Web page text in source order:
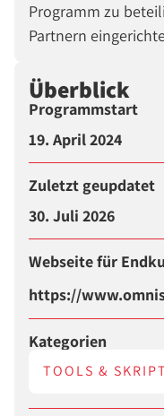
Programm zu
Partnern
Überblick
Programmstart
19. April 2024
Zuletzt geupdatet
30. Juli 2026
Webseite für
https://
Kategorien
TOOLS &